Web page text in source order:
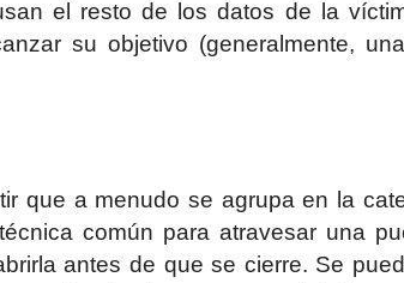
el resto de los datos de la
su objetivo (generalmente,
que a menudo se agrupa en la
común para atravesar una
antes de que se cierre. Se